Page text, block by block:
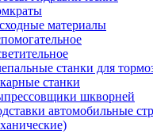
материалы
станки для
станки
шкворней
автомобильные